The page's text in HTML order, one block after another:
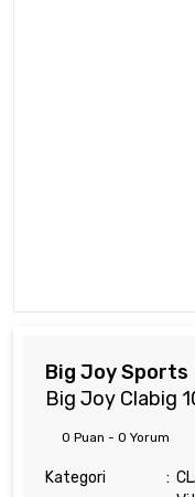
Big Joy Sports
Big Joy Clabig
0 Puan - 0 Yorum
Kategori